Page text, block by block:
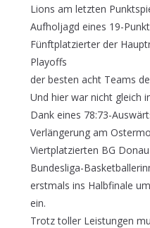
Lions am letzten
Aufholjagd eines 19-
Fünftplatzierter der
Playoffs
der besten acht Teams
Und hier war nicht gleich
Dank eines 78:73-
Verlängerung am
Viertplatzierten BG
Bundesliga-
erstmals ins Halbfinale
ein.
Trotz toller Leistungen